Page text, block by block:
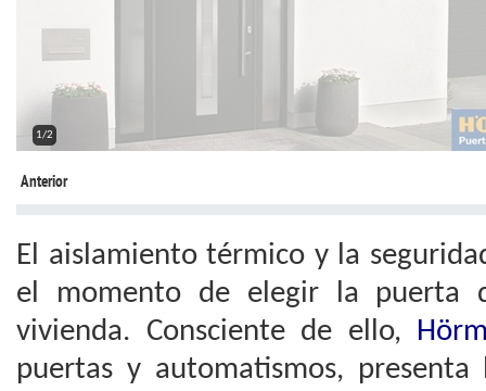
1/2
Anterior
El aislamiento térmico y la
el momento de elegir la puerta
vivienda. Consciente de ello,
puertas y automatismos,